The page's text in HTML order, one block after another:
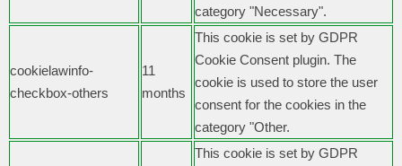
category "Necessary".
cookielawinfo-
checkbox-others
11
months
This cookie is set by GDPR
Cookie Consent plugin. The
cookie is used to store the user
consent for the cookies in the
category "Other.
This cookie is set by GDPR